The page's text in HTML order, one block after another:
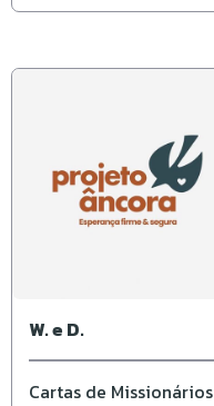
W. e D.
Cartas de Missionários